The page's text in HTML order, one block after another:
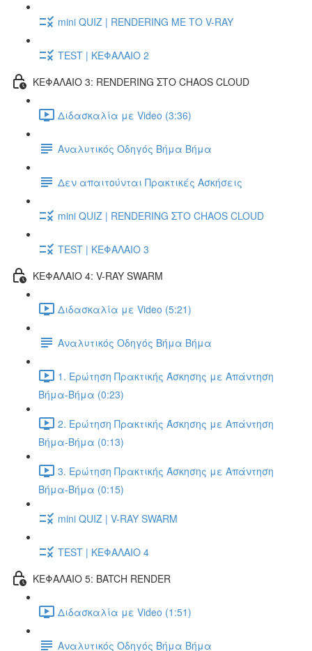
mini QUIZ | RENDERING ΜΕ ΤΟ V-RAY
TEST | ΚΕΦΑΛΑΙΟ 2
ΚΕΦΑΛΑΙΟ 3: RENDERING ΣΤΟ CHAOS CLOUD
Διδασκαλία με Video (3:36)
Αναλυτικός Οδηγός Βήμα Βήμα
Δεν απαιτούνται Πρακτικές Ασκήσεις
mini QUIZ | RENDERING ΣΤΟ CHAOS CLOUD
TEST | ΚΕΦΑΛΑΙΟ 3
ΚΕΦΑΛΑΙΟ 4: V-RAY SWARM
Διδασκαλία με Video (5:21)
Αναλυτικός Οδηγός Βήμα Βήμα
1. Ερώτηση Πρακτικής Άσκησης με Απάντηση
Βήμα-Βήμα (0:23)
2. Ερώτηση Πρακτικής Άσκησης με Απάντηση
Βήμα-Βήμα (0:13)
3. Ερώτηση Πρακτικής Άσκησης με Απάντηση
Βήμα-Βήμα (0:15)
mini QUIZ | V-RAY SWARM
TEST | ΚΕΦΑΛΑΙΟ 4
ΚΕΦΑΛΑΙΟ 5: BATCH RENDER
Διδασκαλία με Video (1:51)
Αναλυτικός Οδηγός Βήμα Βήμα